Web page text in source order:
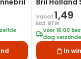
Bril Holland
Vanaf 1,49
Excl. BTW
Voor 16:00
dag
In